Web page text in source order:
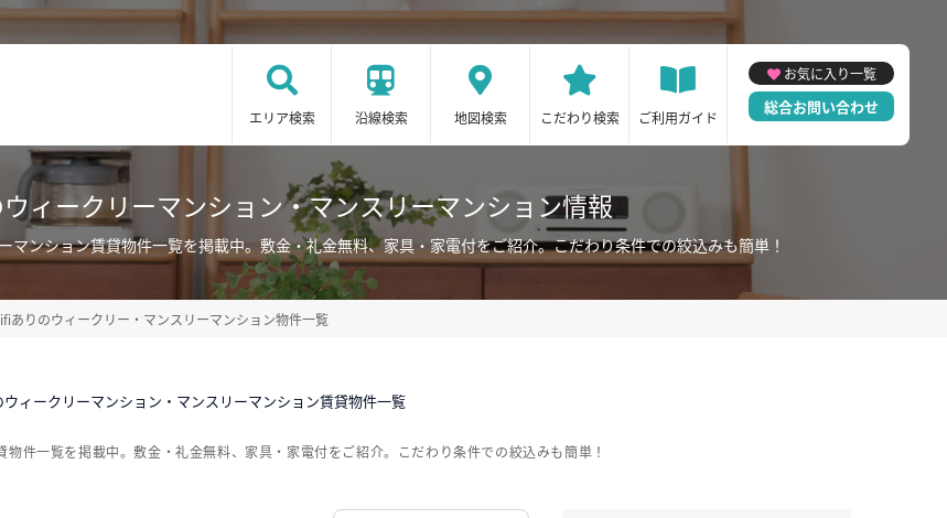
エリア検索 沿線検索 地図検索 こだわり検索 ご利用ガイド
お気に入り一覧
総合お問い合わせ
ィークリーマンション・マンスリーマンション情報
ンション賃貸物件一覧を掲載中。敷金・礼金無料、家具・家電付をご紹介。こだわり条件での絞込みも簡単！
ありのウィークリー・マンスリーマンション物件一覧
ィークリーマンション・マンスリーマンション賃貸物件一覧
件一覧を掲載中。敷金・礼金無料、家具・家電付をご紹介。こだわり条件での絞込みも簡単！